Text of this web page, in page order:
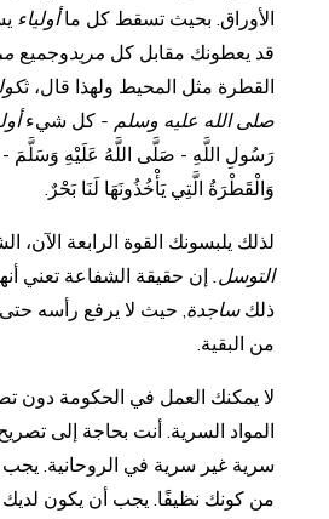
الأوراق. بحيث تسقط كل ماأولياء
قد يعطونك مقابل كل مريدوجميع
القطرة مثل المحيط ولهذا قال، ث
صلى الله عليه وسلم - كل شيء
رَسُولِ اللَّهِ - صَلَّى اللَّهُ عَلَيْهِ وَسَلَّمَ
وَالْقَطْرَةُ الَّتِي يَأْخُذُونَهَا لَنَا بَحْرٌ.
لذلك يلبسونك القوة الرابعة الآن،
التوسل.إن حقيقة الشفاعة تعني
ذلكساجدة, حيث لا يرفع رأسه حتى
من البقية.
لا يمكنك العمل في الحكومة دون
المواد السرية. أنت بحاجة إلى
سرية غير سرية في الروحانية. يجب
من كونك نظيفًا. يجب أن يكون لديك